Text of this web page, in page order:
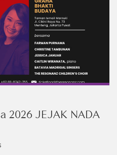
2026 JEJAK NADA